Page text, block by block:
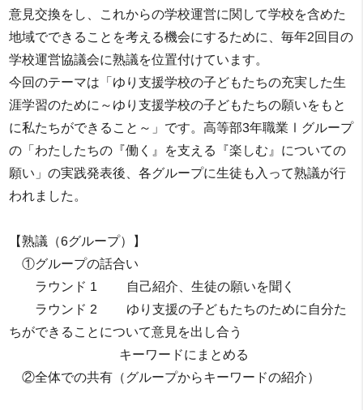
意見交換をし、これからの学校運営に関して学校を含めた
地域でできることを考える機会にするために、毎年2回目の
学校運営協議会に熟議を位置付けています。
今回のテーマは「ゆり支援学校の子どもたちの充実した生
涯学習のために～ゆり支援学校の子どもたちの願いをもと
に私たちができること～」です。高等部3年職業Ⅰグループ
の「わたしたちの『働く』を支える『楽しむ』についての
願い」の実践発表後、各グループに生徒も入って熟議が行
われました。
【熟議（6グループ）】
①グループの話合い
ラウンド 1 自己紹介、生徒の願いを聞く
ラウンド 2 ゆり支援の子どもたちのために自分た
ちができることについて意見を出し合う
キーワードにまとめる
②全体での共有（グループからキーワードの紹介）